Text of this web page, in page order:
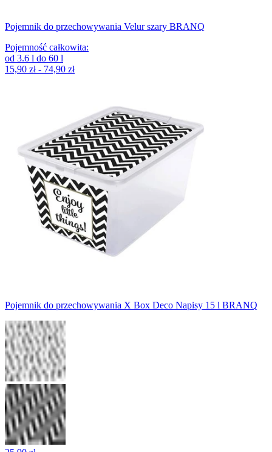
Pojemnik do przechowywania Velur szary BRANQ
Pojemność całkowita:
od 3.6 l do 60 l
15,90 zł - 74,90 zł
Pojemnik do przechowywania X Box Deco Napisy 15 l BRANQ